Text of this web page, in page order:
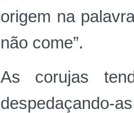
origem na
não come”.
As corujas